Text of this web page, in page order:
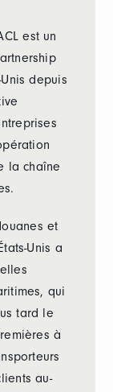
est un
depuis
la chaîne
et
Unis a
qui
tard le
à
au-